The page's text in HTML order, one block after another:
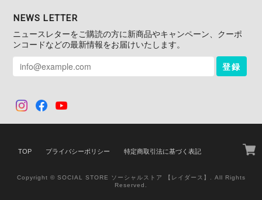
NEWS LETTER
ニュースレターをご購読の方に新商品やキャンペーン、クーポ
ンコードなどの最新情報をお届けいたします。
登録
TOP プライバシーポリシー 特定商取引法に基づく表記
Copyright © SOCIAL STORE ソーシャルストア 【レイダース】. All Rights
Reserved.